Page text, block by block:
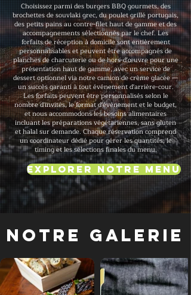
Choisissez parmi des burgers BBQ gourmets, des
brochettes de souvlaki grec, du poulet grillé portugais,
des petits pains au contre-filet haut de gamme et des
accompagnements sélectionnés par le chef. Les
forfaits de réception à domicile sont entièrement
personnalisables et peuvent être accompagnés de
planches de charcuterie ou de hors-d'œuvre pour une
présentation haut de gamme, avec un service de
dessert optionnel via notre camion de crème glacée —
un succès garanti à tout événement d'arrière-cour.
Les forfaits peuvent être personnalisés selon le
nombre d'invités, le format d'événement et le budget,
et nous accommodons les besoins alimentaires
incluant les préparations végétariennes, sans gluten
et halal sur demande. Chaque réservation comprend
un coordinateur dédié pour gérer les quantités, le
timing et les sélections finales du menu.
Explorer notre menu
Notre galerie